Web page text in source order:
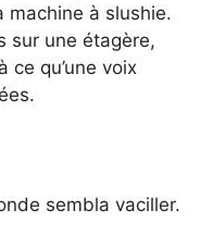
machine à slushie.
sur une étagère,
ce qu’une voix
sembla vaciller.